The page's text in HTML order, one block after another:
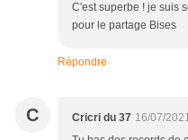
C'est superbe ! je suis
pour le partage Bises
Répondre
C Cricri du 37 16/07/